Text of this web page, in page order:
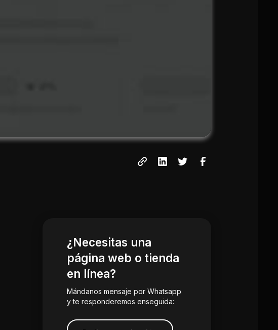
¿Necesitas una
página web o tienda
en línea?
Mándanos mensaje por Whatsapp
y te responderemos enseguida: